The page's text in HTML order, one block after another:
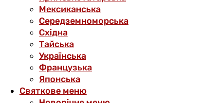
Мексиканська
Середземноморська
Східна
Тайська
Українська
Французька
Японська
Святкове меню